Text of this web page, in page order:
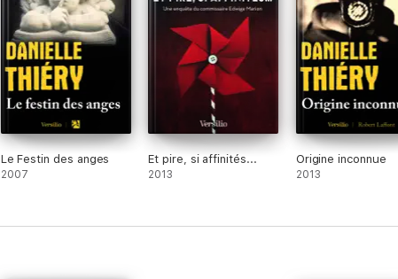
Le Festin des anges
2007
Et pire, si affinités...
2013
Origine inconnue
2013